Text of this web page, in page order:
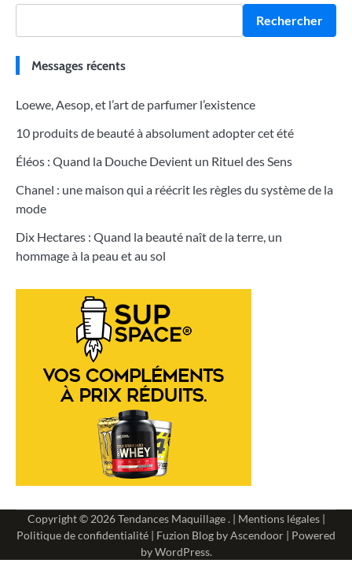
Rechercher
Messages récents
Loewe, Aesop, et l’art de parfumer l’existence
10 produits de beauté à absolument adopter cet été
Éléos : Quand la Douche Devient un Rituel des Sens
Chanel : une maison qui a réécrit les règles du système de la
mode
Dix Hectares : Quand la beauté naît de la terre, un
hommage à la peau et au sol
Copyright © 2026Tendances Maquillage. | Mentions légales|
Politique de confidentialité | Fuzion Blog byAscendoor | Powered
byWordPress.